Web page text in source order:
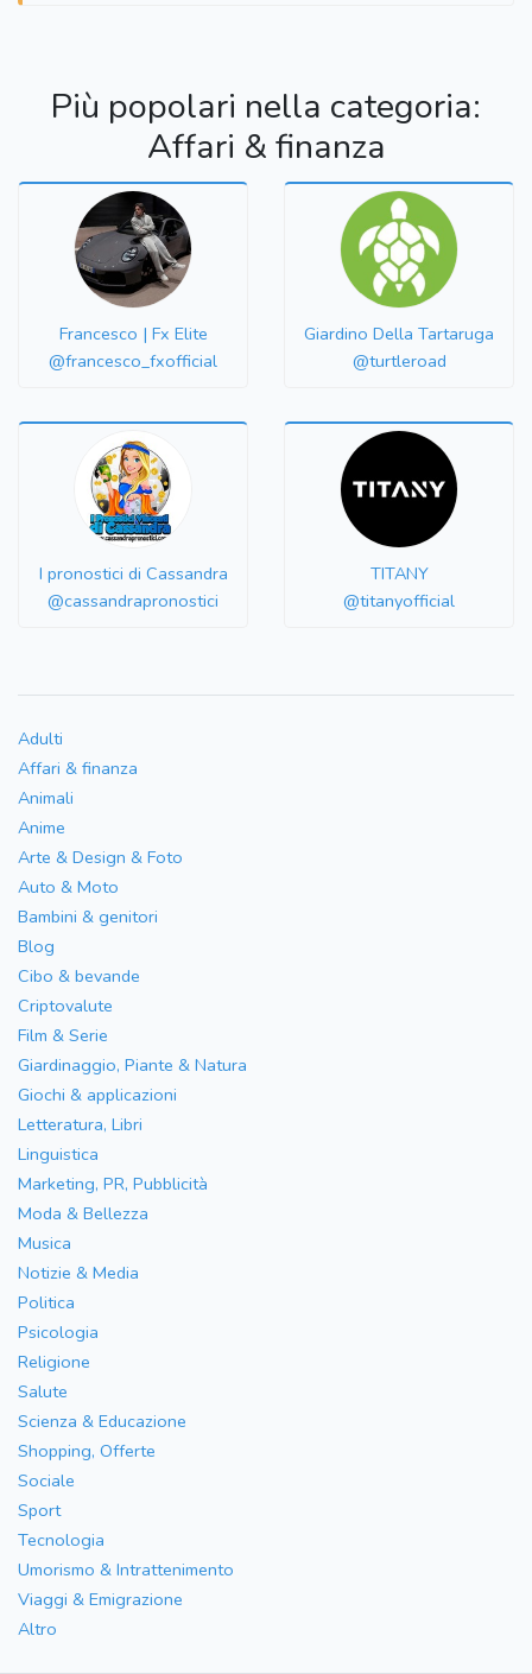
Più popolari nella categoria:
Affari & finanza
Francesco | Fx Elite
@francesco_fxofficial
Giardino Della Tartaruga
@turtleroad
I pronostici di Cassandra
@cassandrapronostici
TITANY
@titanyofficial
Adulti
Affari & finanza
Animali
Anime
Arte & Design & Foto
Auto & Moto
Bambini & genitori
Blog
Cibo & bevande
Criptovalute
Film & Serie
Giardinaggio, Piante & Natura
Giochi & applicazioni
Letteratura, Libri
Linguistica
Marketing, PR, Pubblicità
Moda & Bellezza
Musica
Notizie & Media
Politica
Psicologia
Religione
Salute
Scienza & Educazione
Shopping, Offerte
Sociale
Sport
Tecnologia
Umorismo & Intrattenimento
Viaggi & Emigrazione
Altro